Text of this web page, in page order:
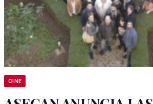
CINE